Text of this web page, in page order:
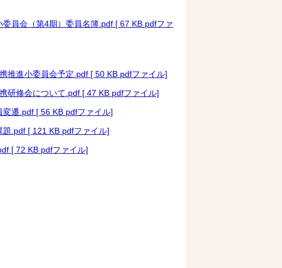
委員会（第4期）委員名簿.pdf [ 67 KB pdfファ
推進小委員会予定.pdf [ 50 KB pdfファイル]
研修会について.pdf [ 47 KB pdfファイル]
変遷.pdf [ 56 KB pdfファイル]
題.pdf [ 121 KB pdfファイル]
[ 72 KB pdfファイル]